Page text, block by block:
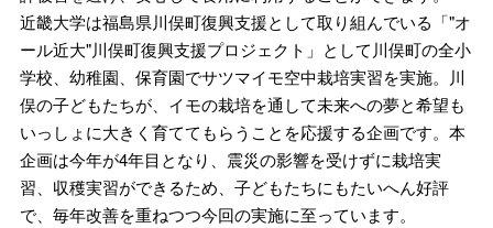
近畿大学は福島県川俣町復興支援として取り組んでいる「"オ
ール近大"川俣町復興支援プロジェクト」として川俣町の全小
学校、幼稚園、保育園でサツマイモ空中栽培実習を実施。川
俣の子どもたちが、イモの栽培を通して未来への夢と希望も
いっしょに大きく育ててもらうことを応援する企画です。本
企画は今年が4年目となり、震災の影響を受けずに栽培実
習、収穫実習ができるため、子どもたちにもたいへん好評
で、毎年改善を重ねつつ今回の実施に至っています。